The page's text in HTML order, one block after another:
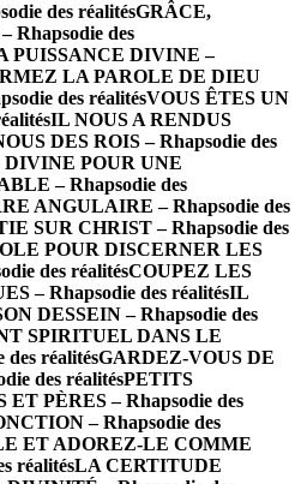
des réalitésGRÂCE,
Rhapsodie des
PUISSANCE DIVINE –
LA PAROLE DE DIEU
des réalitésVOUS ÊTES UN
IL NOUS A RENDUS
DES ROIS – Rhapsodie des
POUR UNE
– Rhapsodie des
ANGULAIRE – Rhapsodie des
SUR CHRIST – Rhapsodie des
POUR DISCERNER LES
des réalitésCOUPEZ LES
– Rhapsodie des réalitésIL
DESSEIN – Rhapsodie des
SPIRITUEL DANS LE
réalitésGARDEZ-VOUS DE
des réalitésPETITS
PÈRES – Rhapsodie des
– Rhapsodie des
ET ADOREZ-LE COMME
réalitésLA CERTITUDE